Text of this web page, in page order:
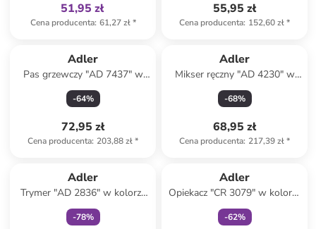
51,95 zł
Cena producenta: 61,27 zł*
55,95 zł
Cena producenta: 152,60 zł*
Adler
Pas grzewczy "AD 7437" w
kolorze szarym - 32 x 72 cm
-64%
72,95 zł
Cena producenta: 203,88 zł*
Adler
Mikser ręczny "AD 4230" w
kolorze czarnym
-68%
68,95 zł
Cena producenta: 217,39 zł*
Adler
Trymer "AD 2836" w kolorze
szarym do zarostu
-78%
Adler
Opiekacz "CR 3079" w kolorze
czarnym do kanapek
-62%